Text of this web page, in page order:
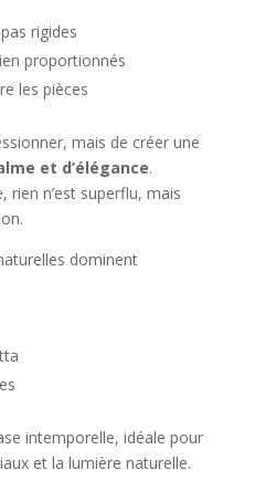
rigides
proportionnés
les pièces
mais de créer une
et d’élégance.
rien n’est superflu, mais
dominent
intemporelle, idéale pour
et la lumière naturelle.